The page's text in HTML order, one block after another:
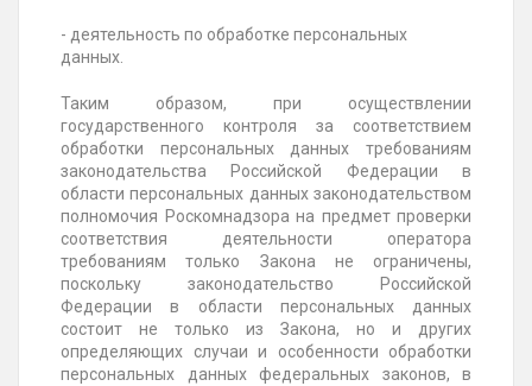
- деятельность по обработке персональных
данных.
Таким образом, при осуществлении
государственного контроля за соответствием
обработки персональных данных требованиям
законодательства Российской Федерации в
области персональных данных законодательством
полномочия Роскомнадзора на предмет проверки
соответствия деятельности оператора
требованиям только Закона не ограничены,
поскольку законодательство Российской
Федерации в области персональных данных
состоит не только из Закона, но и других
определяющих случаи и особенности обработки
персональных данных федеральных законов, в